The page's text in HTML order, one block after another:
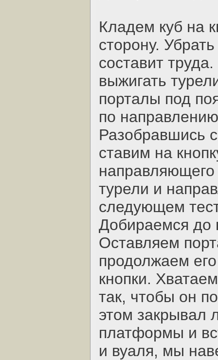
Кладем куб на
сторону.
составит
выжигать
порталы под
по
Разобравшись
ставим на
турели и
следующем
Добираемся до
Оставляем
продолжаем
кнопки.
так, чтобы он
этом закрывал
платформы и
и вуаля, мы